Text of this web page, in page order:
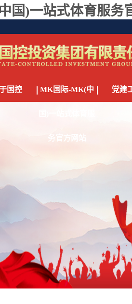
国)一站式体育服务
国控 MK国际-MK(中
务官方网站
党建